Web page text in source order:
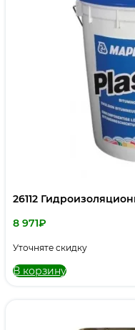
26112
8 971₽
Уточняте скидку
В корзину